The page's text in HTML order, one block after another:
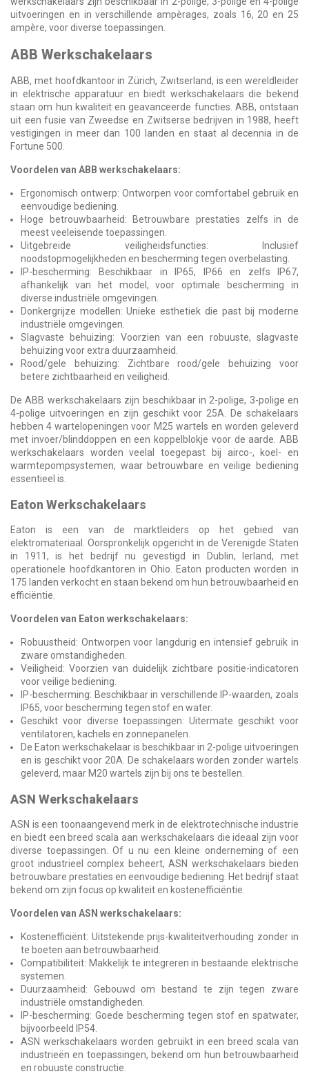
uitvoeringen en in verschillende ampèrages, zoals 16, 20 en 25
ampère, voor diverse toepassingen.
ABB Werkschakelaars
ABB, met hoofdkantoor in Zürich, Zwitserland, is een wereldleider
in elektrische apparatuur en biedt werkschakelaars die bekend
staan om hun kwaliteit en geavanceerde functies. ABB, ontstaan
uit een fusie van Zweedse en Zwitserse bedrijven in 1988, heeft
vestigingen in meer dan 100 landen en staat al decennia in de
Fortune 500.
Voordelen van ABB werkschakelaars:
Ergonomisch ontwerp: Ontworpen voor comfortabel gebruik en
eenvoudige bediening.
Hoge betrouwbaarheid: Betrouwbare prestaties zelfs in de
meest veeleisende toepassingen.
Uitgebreide veiligheidsfuncties: Inclusief
noodstopmogelijkheden en bescherming tegen overbelasting.
IP-bescherming: Beschikbaar in IP65, IP66 en zelfs IP67,
afhankelijk van het model, voor optimale bescherming in
diverse industriële omgevingen.
Donkergrijze modellen: Unieke esthetiek die past bij moderne
industriële omgevingen.
Slagvaste behuizing: Voorzien van een robuuste, slagvaste
behuizing voor extra duurzaamheid.
Rood/gele behuizing: Zichtbare rood/gele behuizing voor
betere zichtbaarheid en veiligheid.
De ABB werkschakelaars zijn beschikbaar in 2-polige, 3-polige en
4-polige uitvoeringen en zijn geschikt voor 25A. De schakelaars
hebben 4 wartelopeningen voor M25 wartels en worden geleverd
met invoer/blinddoppen en een koppelblokje voor de aarde. ABB
werkschakelaars worden veelal toegepast bij airco-, koel- en
warmtepompsystemen, waar betrouwbare en veilige bediening
essentieel is.
Eaton Werkschakelaars
Eaton is een van de marktleiders op het gebied van
elektromateriaal. Oorspronkelijk opgericht in de Verenigde Staten
in 1911, is het bedrijf nu gevestigd in Dublin, Ierland, met
operationele hoofdkantoren in Ohio. Eaton producten worden in
175 landen verkocht en staan bekend om hun betrouwbaarheid en
efficiëntie.
Voordelen van Eaton werkschakelaars:
Robuustheid: Ontworpen voor langdurig en intensief gebruik in
zware omstandigheden.
Veiligheid: Voorzien van duidelijk zichtbare positie-indicatoren
voor veilige bediening.
IP-bescherming: Beschikbaar in verschillende IP-waarden, zoals
IP65, voor bescherming tegen stof en water.
Geschikt voor diverse toepassingen: Uitermate geschikt voor
ventilatoren, kachels en zonnepanelen.
De Eaton werkschakelaar is beschikbaar in 2-polige uitvoeringen
en is geschikt voor 20A. De schakelaars worden zonder wartels
geleverd, maar M20 wartels zijn bij ons te bestellen.
ASN Werkschakelaars
ASN is een toonaangevend merk in de elektrotechnische industrie
en biedt een breed scala aan werkschakelaars die ideaal zijn voor
diverse toepassingen. Of u nu een kleine onderneming of een
groot industrieel complex beheert, ASN werkschakelaars bieden
betrouwbare prestaties en eenvoudige bediening. Het bedrijf staat
bekend om zijn focus op kwaliteit en kostenefficiëntie.
Voordelen van ASN werkschakelaars:
Kostenefficiënt: Uitstekende prijs-kwaliteitverhouding zonder in
te boeten aan betrouwbaarheid.
Compatibiliteit: Makkelijk te integreren in bestaande elektrische
systemen.
Duurzaamheid: Gebouwd om bestand te zijn tegen zware
industriële omstandigheden.
IP-bescherming: Goede bescherming tegen stof en spatwater,
bijvoorbeeld IP54.
ASN werkschakelaars worden gebruikt in een breed scala van
industrieën en toepassingen, bekend om hun betrouwbaarheid
en robuuste constructie.